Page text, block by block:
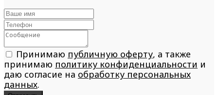
Принимаю публичную оферту, а также
принимаю политику конфиденциальности и
даю согласие на обработку персональных
данных.